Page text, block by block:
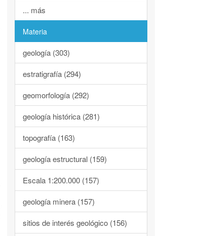
... más
Materia
geología (303)
estratigrafía (294)
geomorfología (292)
geología histórica (281)
topografía (163)
geología estructural (159)
Escala 1:200.000 (157)
geología minera (157)
sitios de interés geológico (156)